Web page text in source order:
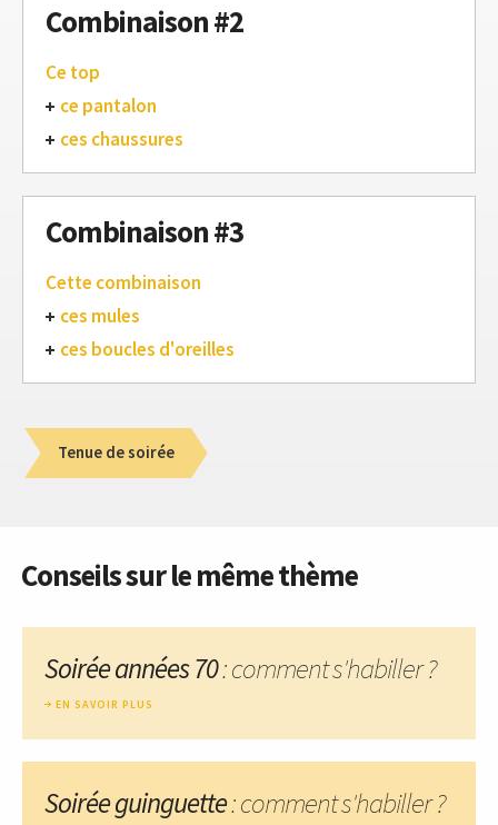
Combinaison #2
Ce top
ce pantalon
ces chaussures
Combinaison #3
Cette combinaison
ces mules
ces boucles d'oreilles
Tenue de soirée
Conseils sur le même thème
Soirée années 70: comment s'habiller ?
EN SAVOIR PLUS
Soirée guinguette: comment s'habiller ?